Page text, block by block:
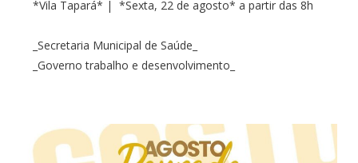
*Vila Tapará* | *Sexta, 22 de agosto* a partir das 8h
_Secretaria Municipal de Saúde_
_Governo trabalho e desenvolvimento_